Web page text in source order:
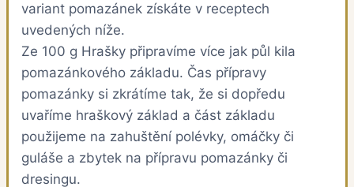
variant pomazánek získáte v receptech
uvedených níže.
Ze 100 g Hrašky připravíme více jak půl kila
pomazánkového základu. Čas přípravy
pomazánky si zkrátíme tak, že si dopředu
uvaříme hraškový základ a část základu
použijeme na zahuštění polévky, omáčky či
guláše a zbytek na přípravu pomazánky či
dresingu.